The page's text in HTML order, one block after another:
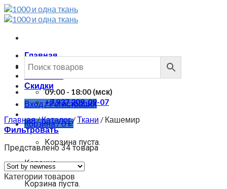
Skip
to
Главная
Каталог
Скидки
Вход / Регистрация
Корзина /0Р
Корзина пуста.
Корзина
Корзина пуста.
09:00 - 18:00 (мск)
+7 937 209-09-07
Главная/Каталог/Ткани / Кашемир
Фильтровать
Представлено 34 товара
Категории товаров